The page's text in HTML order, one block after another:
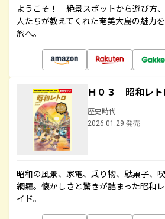
ようこそ！ 絶景スポットから遊び方
人たちが教えてくれた奄美大島の魅力
旅へ。
Ｈ０３ 昭和レト
歴史時代
2026.01.29 発売
昭和の風景、家電、乗り物、駄菓子、
網羅。懐かしさと驚きが詰まった昭和
イド。